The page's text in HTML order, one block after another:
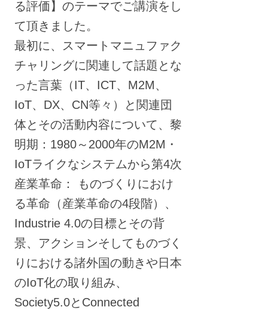
る評価】のテーマでご講演をし
て頂きました。
最初に、スマートマニュファク
チャリングに関連して話題とな
った言葉（IT、ICT、M2M、
IoT、DX、CN等々）と関連団
体とその活動内容について、黎
明期：1980～2000年のM2M・
IoTライクなシステムから第4次
産業革命： ものづくりにおけ
る革命（産業革命の4段階）、
Industrie 4.0の目標とその背
景、アクションそしてものづく
りにおける諸外国の動きや日本
のIoT化の取り組み、
Society5.0とConnected